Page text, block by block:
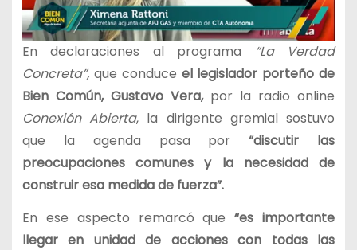
En declaraciones al programa “La Verdad
Concreta”,que conduce el legislador porteño de
Bien Común, Gustavo Vera,por la radio online
Conexión Abierta, la dirigente gremial sostuvo
que la agenda pasa por“discutir las
preocupaciones comunes y la necesidad de
construir esa medida de fuerza”.
En ese aspecto remarcó que “es importante
llegar en unidad de acciones con todas las